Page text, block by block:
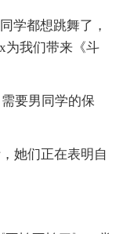
学都想跳舞了，
为我们带来《斗
要男同学的保
她们正在表明自